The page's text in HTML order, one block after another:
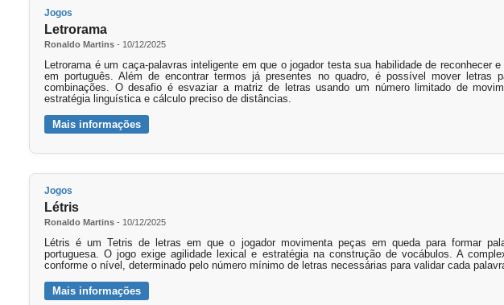
Jogos
Letrorama
Ronaldo Martins - 10/12/2025
Letrorama é um caça-palavras inteligente em que o jogador testa sua habilidade de reconhecer e
em português. Além de encontrar termos já presentes no quadro, é possível mover letras
combinações. O desafio é esvaziar a matriz de letras usando um número limitado de
estratégia linguística e cálculo preciso de distâncias.
Mais informações
Jogos
Létris
Ronaldo Martins - 10/12/2025
Létris é um Tetris de letras em que o jogador movimenta peças em queda para formar
portuguesa. O jogo exige agilidade lexical e estratégia na construção de vocábulos. A
conforme o nível, determinado pelo número mínimo de letras necessárias para validar cada
Mais informações